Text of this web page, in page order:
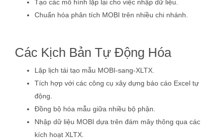
Tạo các mô hình lặp lại cho việc nhập dữ liệu.
Chuẩn hóa phân tích MOBI trên nhiều chi nhánh.
Các Kịch Bản Tự Động Hóa
Lập lịch tái tạo mẫu MOBI-sang-XLTX.
Tích hợp với các công cụ xây dựng báo cáo Excel tự
động.
Đồng bộ hóa mẫu giữa nhiều bộ phận.
Nhập dữ liệu MOBI dựa trên đám mây thông qua các
kích hoạt XLTX.